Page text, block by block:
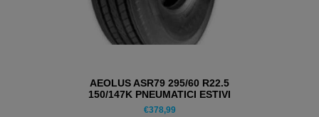
AEOLUS ASR79 295/60 R22.5
150/147K PNEUMATICI ESTIVI
€378,99